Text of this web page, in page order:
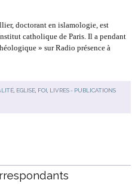
doctorant en islamologie, est
catholique de Paris. Il a pendant
» sur Radio présence à
, EGLISE, FOI LIVRES - PUBLICATIONS